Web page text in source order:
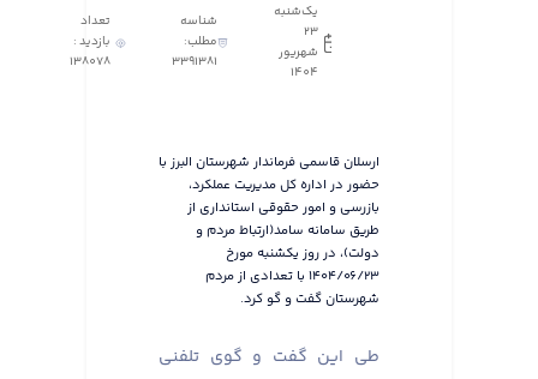
یک‌شنبه
23
شهریور
1404
شناسه
مطلب:
3391381
تعداد
بازدید :
138078
ارسلان قاسمی فرماندار شهرستان البرز با
حضور در اداره کل مدیریت عملکرد،
بازرسی و امور حقوقی استانداری از
طریق سامانه سامد(ارتباط مردم و
دولت)، در روز یکشنبه مورخ
۱۴۰۴/۰۶/۲۳ با تعدادی از مردم
شهرستان گفت و گو کرد.
طی این گفت و گوی تلفنی